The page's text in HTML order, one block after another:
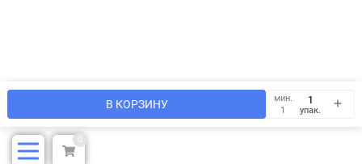
В КОРЗИНУ
мин.
1
упак.
0
Мы используем файлы cookie, чтобы сайт был лучше для
OK